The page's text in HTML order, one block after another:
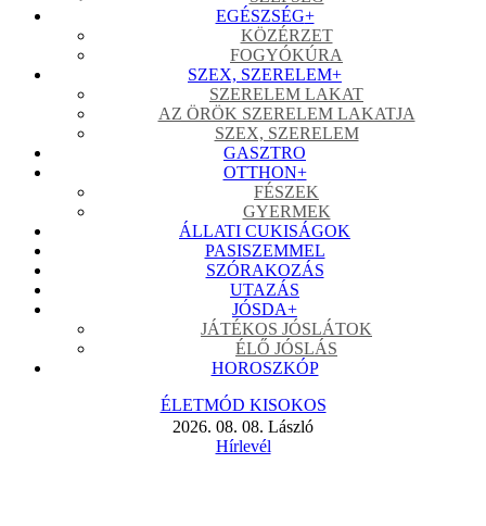
EGÉSZSÉG+
KÖZÉRZET
FOGYÓKÚRA
SZEX, SZERELEM+
SZERELEM LAKAT
AZ ÖRÖK SZERELEM LAKATJA
SZEX, SZERELEM
GASZTRO
OTTHON+
FÉSZEK
GYERMEK
ÁLLATI CUKISÁGOK
PASISZEMMEL
SZÓRAKOZÁS
UTAZÁS
JÓSDA+
JÁTÉKOS JÓSLÁTOK
ÉLŐ JÓSLÁS
HOROSZKÓP
ÉLETMÓD KISOKOS
2026. 08. 08. László
Hírlevél